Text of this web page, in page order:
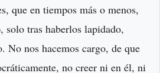
que en tiempos más o menos,
solo tras haberlos lapidado,
No nos hacemos cargo, de que
no creer ni en él, ni